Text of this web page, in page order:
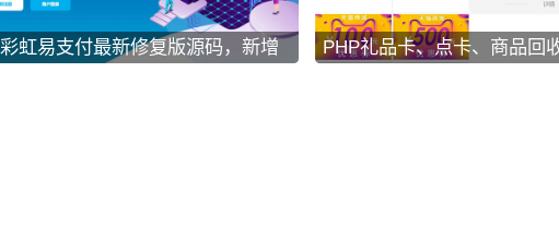
彩虹易支付最新修复版源码，新增
PHP礼品卡、点卡、商品回